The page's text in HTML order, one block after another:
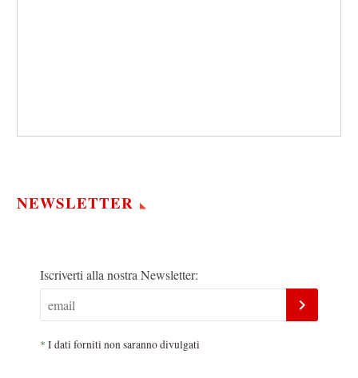
NEWSLETTER
Iscriverti alla nostra Newsletter:
* I dati forniti non saranno divulgati